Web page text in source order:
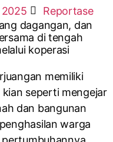
Reportase
dagangan, dan
di tengah
koperasi
memiliki
seperti mengejar
dan bangunan
warga